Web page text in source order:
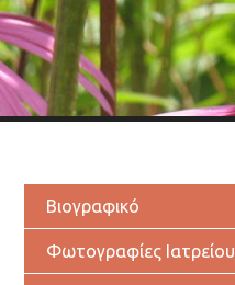
Βιογραφικό
Φωτογραφίες Ιατρείου